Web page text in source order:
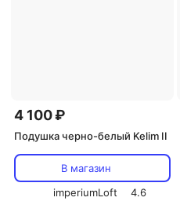
4 100 ₽
Подушка черно-белый Kelim II
В магазин
imperiumLoft
4.6